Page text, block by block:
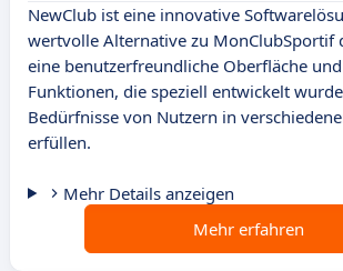
NewClub ist eine innovative
wertvolle Alternative zu MonClubSportif
eine benutzerfreundliche Oberfläche
Funktionen, die speziell entwickelt
Bedürfnisse von Nutzern in
erfüllen.
Mehr Details anzeigen
Mehr erfahren